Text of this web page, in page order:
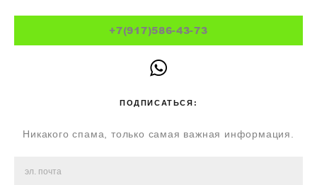
+7(917)586-43-73
ПОДПИСАТЬСЯ:
Никакого спама, только самая важная информация.